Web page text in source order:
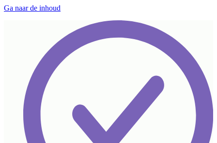
Ga naar de inhoud